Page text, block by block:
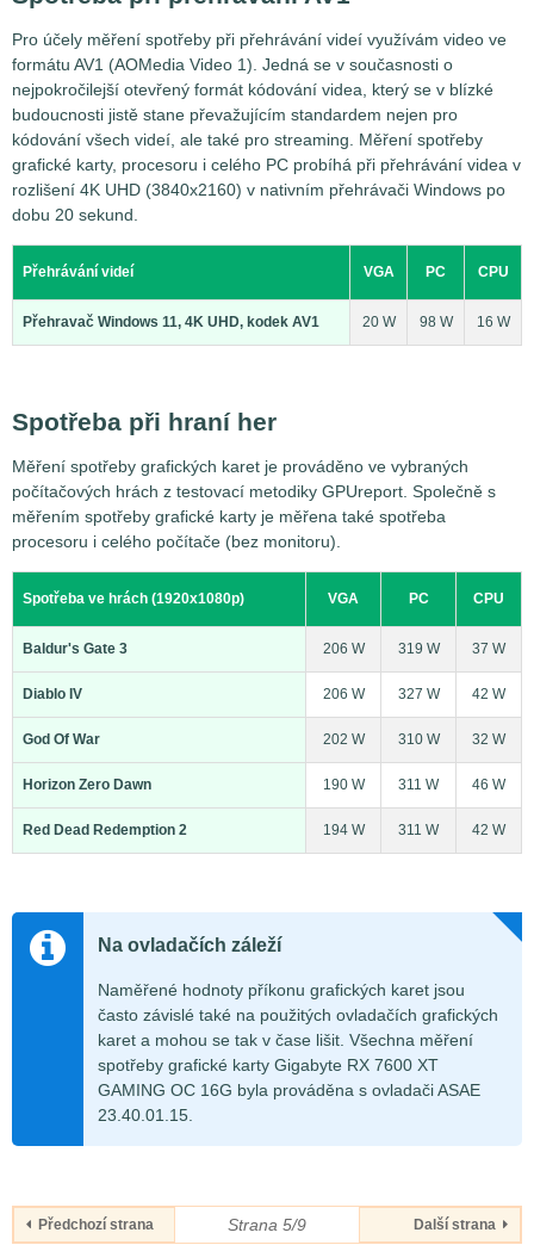
Pro účely měření spotřeby při přehrávání videí využívám video ve
formátu AV1 (AOMedia Video 1). Jedná se v současnosti o
nejpokročilejší otevřený formát kódování videa, který se v blízké
budoucnosti jistě stane převažujícím standardem nejen pro
kódování všech videí, ale také pro streaming. Měření spotřeby
grafické karty, procesoru i celého PC probíhá při přehrávání videa v
rozlišení 4K UHD (3840x2160) v nativním přehrávači Windows po
dobu 20 sekund.
Přehrávání videí VGA PC CPU
Přehravač Windows 11, 4K UHD, kodek AV1 20 W 98 W 16 W
Spotřeba při hraní her
Měření spotřeby grafických karet je prováděno ve vybraných
počítačových hrách z testovací metodiky GPUreport. Společně s
měřením spotřeby grafické karty je měřena také spotřeba
procesoru i celého počítače (bez monitoru).
Spotřeba ve hrách (1920x1080p) VGA PC CPU
Baldur's Gate 3 206 W 319 W 37 W
Diablo IV 206 W 327 W 42 W
God Of War 202 W 310 W 32 W
Horizon Zero Dawn 190 W 311 W 46 W
Red Dead Redemption 2 194 W 311 W 42 W
Na ovladačích záleží
Naměřené hodnoty příkonu grafických karet jsou
často závislé také na použitých ovladačích grafických
karet a mohou se tak v čase lišit. Všechna měření
spotřeby grafické karty Gigabyte RX 7600 XT
GAMING OC 16G byla prováděna s ovladači ASAE
23.40.01.15.
Předchozí strana Strana 5/9 Další strana